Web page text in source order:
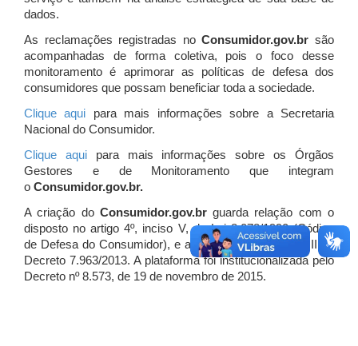
dados.
As reclamações registradas noConsumidor.gov.br são
acompanhadas de forma coletiva, pois o foco desse
monitoramento é aprimorar as políticas de defesa dos
consumidores que possam beneficiar toda a sociedade.
Clique aqui para mais informações sobre a Secretaria
Nacional do Consumidor.
Clique aquipara mais informações sobre os Órgãos
Gestores e de Monitoramento que integram
o Consumidor.gov.br.
A criação do Consumidor.gov.brguarda relação com o
disposto no artigo 4º, inciso V, da Lei 8.078/1990 (Código
de Defesa do Consumidor), e artigo 7º, incisos I, II e III do
Decreto 7.963/2013. A plataforma foi institucionalizada pelo
Decreto nº 8.573, de 19 de novembro de 2015.